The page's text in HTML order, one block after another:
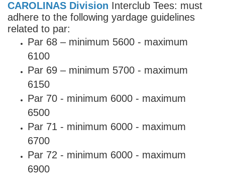
CAROLINAS Division Interclub Tees: must
adhere to the following yardage guidelines
related to par:
Par 68 – minimum 5600 - maximum
6100
Par 69 – minimum 5700 - maximum
6150
Par 70 - minimum 6000 - maximum
6500
Par 71 - minimum 6000 - maximum
6700
Par 72 - minimum 6000 - maximum
6900